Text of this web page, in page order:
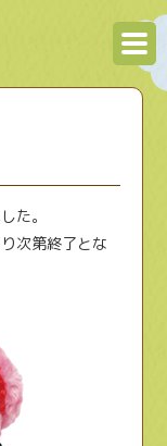
た。
次第終了とな